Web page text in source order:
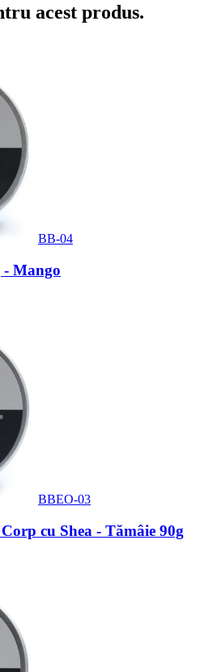
acest produs.
BB-04
Mango
BBEO-03
cu Shea - Tămâie 90g